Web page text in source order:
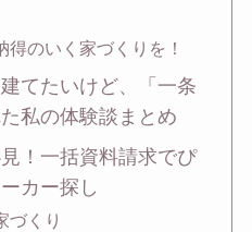
得のいく家づくりを！
てたいけど、「一条
私の体験談まとめ
！一括資料請求でぴ
カー探し
づくり